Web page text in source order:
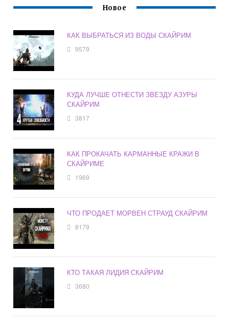
Новое
КАК ВЫБРАТЬСЯ ИЗ ВОДЫ СКАЙРИМ
9579
КУДА ЛУЧШЕ ОТНЕСТИ ЗВЕЗДУ АЗУРЫ
СКАЙРИМ
3817
КАК ПРОКАЧАТЬ КАРМАННЫЕ КРАЖИ В
СКАЙРИМЕ
1969
ЧТО ПРОДАЕТ МОРВЕН СТРАУД СКАЙРИМ
8179
КТО ТАКАЯ ЛИДИЯ СКАЙРИМ
3680